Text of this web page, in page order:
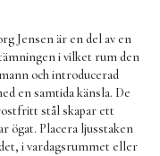
Jensen är en del av en
i vilket rum den
och introducerad
en samtida känsla. De
stål skapar ett
ögat. Placera ljusstaken
i vardagsrummet eller